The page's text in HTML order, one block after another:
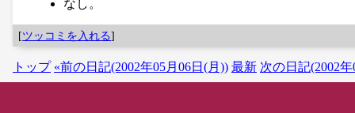
なし。
[ツッコミを入れる]
トップ «前の日記(2002年05月06日(月)) 最新 次の日記(2002